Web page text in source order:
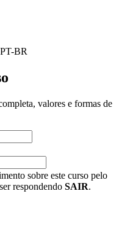
BR
valores e formas de
sobre este curso pelo
respondendo SAIR.